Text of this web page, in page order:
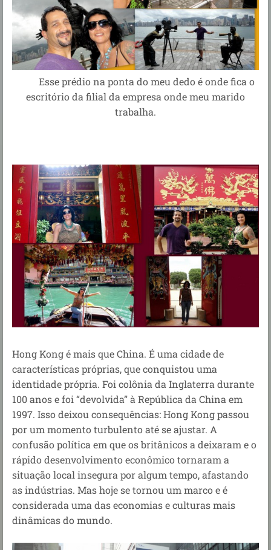
Esse prédio na ponta do meu dedo é onde fica o
escritório da filial da empresa onde meu marido
trabalha.
Hong Kong é mais que China. É uma cidade de
características próprias, que conquistou uma
identidade própria. Foi colônia da Inglaterra durante
100 anos e foi “devolvida” à República da China em
1997. Isso deixou consequências: Hong Kong passou
por um momento turbulento até se ajustar. A
confusão política em que os britânicos a deixaram e o
rápido desenvolvimento econômico tornaram a
situação local insegura por algum tempo, afastando
as indústrias. Mas hoje se tornou um marco e é
considerada uma das economias e culturas mais
dinâmicas do mundo.